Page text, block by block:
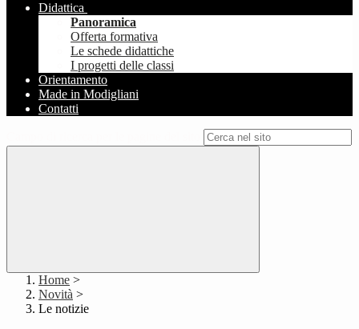
Didattica
Panoramica
Offerta formativa
Le schede didattiche
I progetti delle classi
Orientamento
Made in Modigliani
Contatti
Home >
Novità >
Le notizie